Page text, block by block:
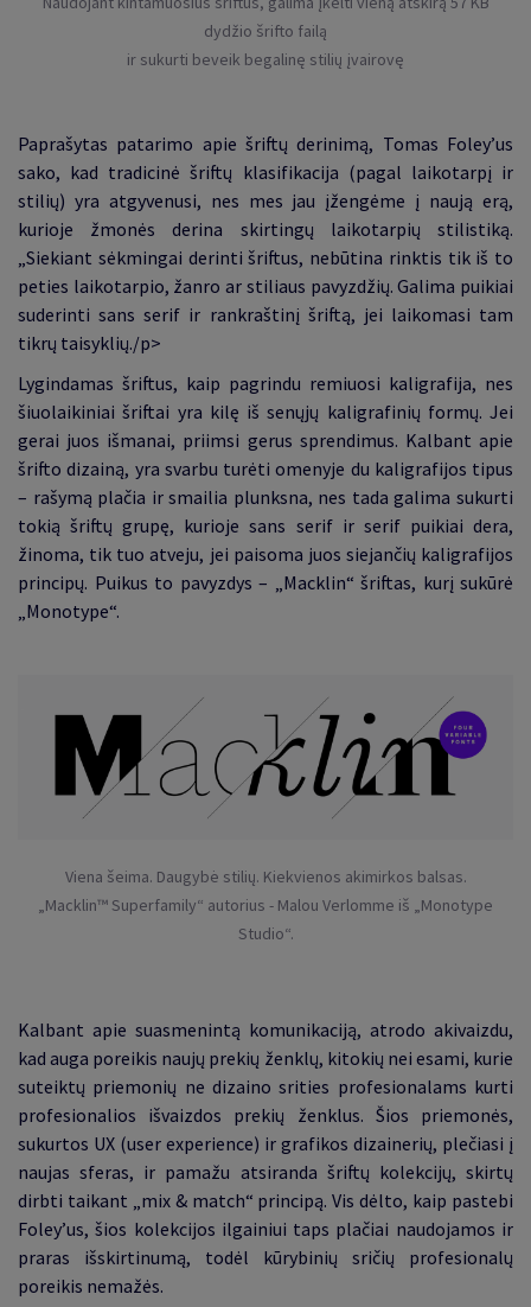
dydžio šrifto failą
ir sukurti beveik begalinę stilių įvairovę
Paprašytas patarimo apie šriftų derinimą, Tomas Foley’us
sako, kad tradicinė šriftų klasifikacija (pagal laikotarpį ir
stilių) yra atgyvenusi, nes mes jau įžengėme į naują erą,
kurioje žmonės derina skirtingų laikotarpių stilistiką.
„Siekiant sėkmingai derinti šriftus, nebūtina rinktis tik iš to
peties laikotarpio, žanro ar stiliaus pavyzdžių. Galima puikiai
suderinti sans serif ir rankraštinį šriftą, jei laikomasi tam
tikrų taisyklių./p>
Lygindamas šriftus, kaip pagrindu remiuosi kaligrafija, nes
šiuolaikiniai šriftai yra kilę iš senųjų kaligrafinių formų. Jei
gerai juos išmanai, priimsi gerus sprendimus. Kalbant apie
šrifto dizainą, yra svarbu turėti omenyje du kaligrafijos tipus
– rašymą plačia ir smailia plunksna, nes tada galima sukurti
tokią šriftų grupę, kurioje sans serif ir serif puikiai dera,
žinoma, tik tuo atveju, jei paisoma juos siejančių kaligrafijos
principų. Puikus to pavyzdys – „Macklin“ šriftas, kurį sukūrė
„Monotype“.
Viena šeima. Daugybė stilių. Kiekvienos akimirkos balsas.
„Macklin™ Superfamily“ autorius - Malou Verlomme iš „Monotype
Studio“.
Kalbant apie suasmenintą komunikaciją, atrodo akivaizdu,
kad auga poreikis naujų prekių ženklų, kitokių nei esami, kurie
suteiktų priemonių ne dizaino srities profesionalams kurti
profesionalios išvaizdos prekių ženklus. Šios priemonės,
sukurtos UX (user experience) ir grafikos dizainerių, plečiasi į
naujas sferas, ir pamažu atsiranda šriftų kolekcijų, skirtų
dirbti taikant „mix & match“ principą. Vis dėlto, kaip pastebi
Foley’us, šios kolekcijos ilgainiui taps plačiai naudojamos ir
praras išskirtinumą, todėl kūrybinių sričių profesionalų
poreikis nemažės.